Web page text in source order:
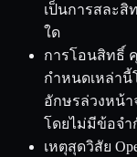
เป็นการสละสิ
ใด
การโอนสิทธิ์
กำหนดเหล่า
อักษรล่วงหน้า
โดยไม่มีข้อจำ
เหตุสุดวิสัย